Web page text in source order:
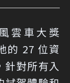
雲車大獎
的 27 位資
針對所有入